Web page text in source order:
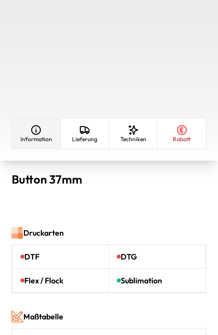
Information Lieferung Techniken Rabatt
Button 37mm
Druckarten
DTF DTG
Flex / Flock Sublimation
Maßtabelle